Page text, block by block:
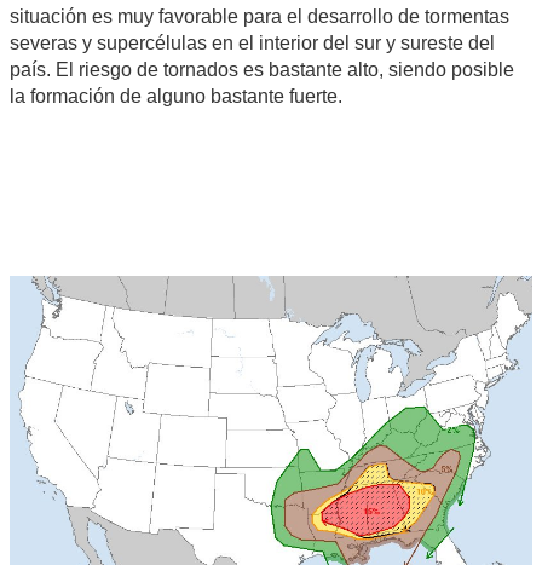
situación es muy favorable para el desarrollo de tormentas
severas y supercélulas en el interior del sur y sureste del
país. El riesgo de tornados es bastante alto, siendo posible
la formación de alguno bastante fuerte.